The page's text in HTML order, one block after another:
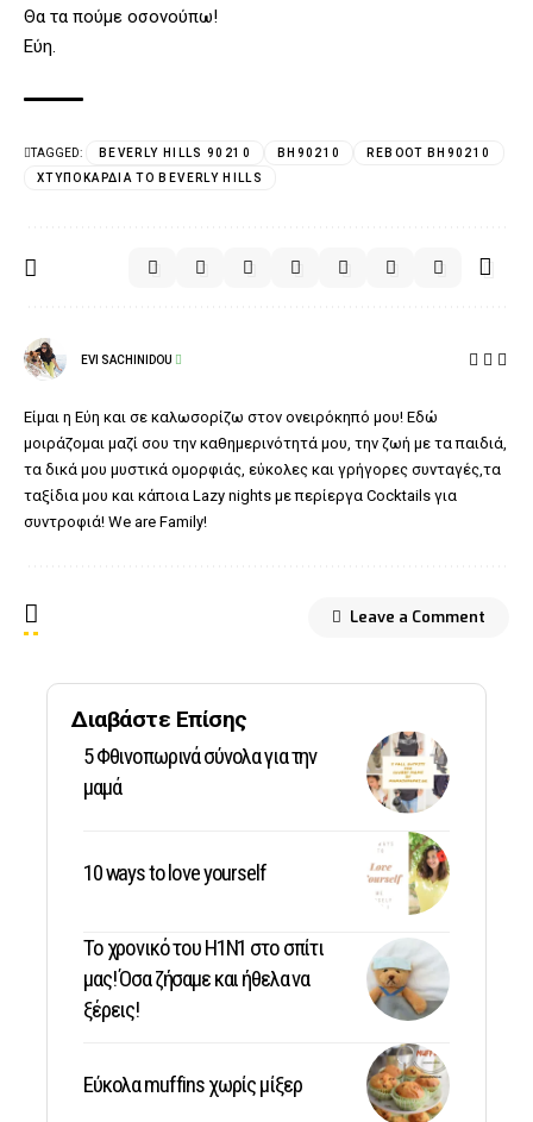
Θα τα πούμε οσονούπω!
Εύη.
TAGGED: BEVERLY HILLS 90210 BH90210
REBOOT BH90210
ΧΤΥΠΟΚΆΡΔΙΑ ΤΟ BEVERLY HILLS
EVI SACHINIDOU
Είμαι η Εύη και σε καλωσορίζω στον ονειρόκηπό μου! Εδώ
μοιράζομαι μαζί σου την καθημερινότητά μου, την ζωή με τα παιδιά,
τα δικά μου μυστικά ομορφιάς, εύκολες και γρήγορες συνταγές,τα
ταξίδια μου και κάποια Lazy nights με περίεργα Cocktails για
συντροφιά! We are Family!
Leave a Comment
Διαβάστε Επίσης
5 Φθινοπωρινά σύνολα για την
μαμά
10 ways to love yourself
Το χρονικό του Η1Ν1 στο σπίτι
μας! Όσα ζήσαμε και ήθελα να
ξέρεις!
Εύκολα muffins χωρίς μίξερ